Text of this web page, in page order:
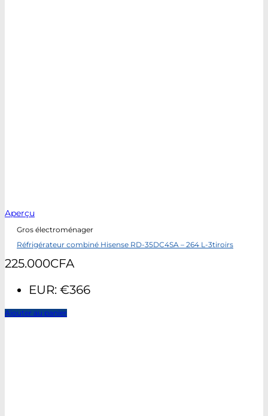
Aperçu
Gros électroménager
Réfrigérateur combiné Hisense RD-35DC4SA – 264 L-3tiroirs
225.000CFA
EUR: €366
Ajouter au panier